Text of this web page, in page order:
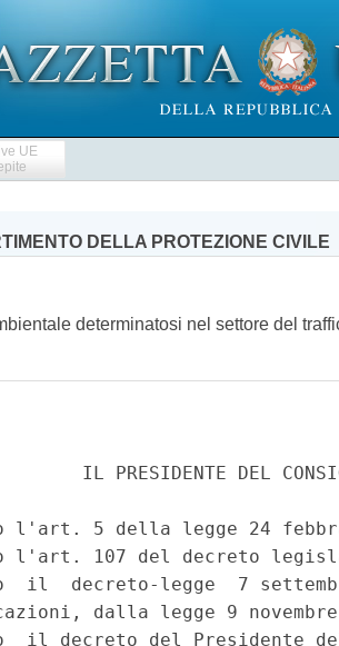
UE
DELLA PROTEZIONE CIVILE
determinatosi nel settore del